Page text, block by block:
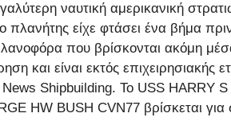
ναυτική αμερικανική
είχε φτάσει ένα βήμα
που βρίσκονται ακόμη
και είναι εκτός επιχειρησιακής
Shipbuilding. Το USS HARRY S
HW BUSH CVN77 βρίσκεται